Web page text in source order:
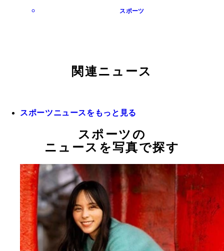
スポーツ
関連ニュース
スポーツニュースをもっと見る
スポーツの
ニュースを写真で探す